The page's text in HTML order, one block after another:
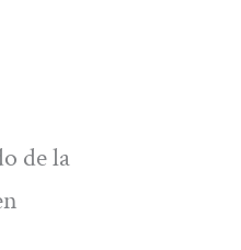
de la